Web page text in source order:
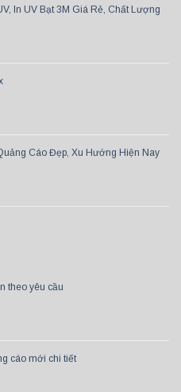
In UV Bạt 3M Giá Rẻ, Chất Lượng
Cáo Đẹp, Xu Hướng Hiện Nay
theo yêu cầu
cáo mới chi tiết